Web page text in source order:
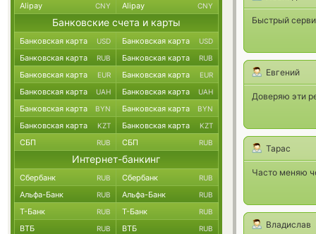
Быстрый
Евгений
Доверяю эти
Тарас
Часто меняю
Владислав
Alipay CNY Alipay CNY
Банковские счета и карты
Банковская карта USD Банковская карта USD
Банковская карта RUB Банковская карта RUB
Банковская карта EUR Банковская карта EUR
Банковская карта UAH Банковская карта UAH
Банковская карта BYN Банковская карта BYN
Банковская карта KZT Банковская карта KZT
СБП RUB СБП RUB
Интернет-банкинг
Сбербанк RUB Сбербанк RUB
Альфа-Банк RUB Альфа-Банк RUB
Т-Банк RUB Т-Банк RUB
ВТБ RUB ВТБ RUB